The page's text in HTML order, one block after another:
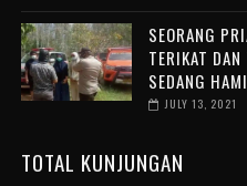
SEORANG
TERIKAT
SEDANG
JULY 13, 2021
TOTAL KUNJUNGAN